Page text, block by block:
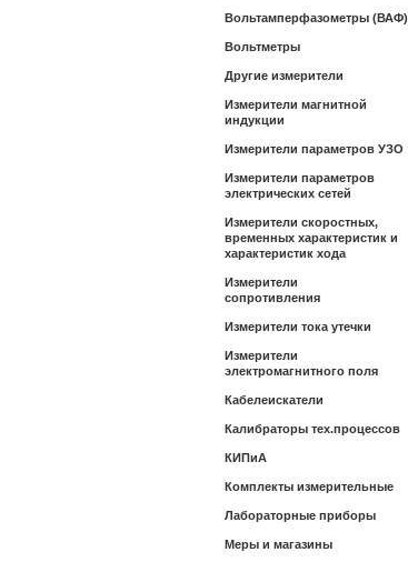
Вольтамперфазометры (ВАФ)
Вольтметры
Другие измерители
Измерители магнитной
индукции
Измерители параметров УЗО
Измерители параметров
электрических сетей
Измерители скоростных,
временных характеристик и
характеристик хода
Измерители
сопротивления
Измерители тока утечки
Измерители
электромагнитного поля
Кабелеискатели
Калибраторы тех.процессов
КИПиА
Комплекты измерительные
Лабораторные приборы
Меры и магазины